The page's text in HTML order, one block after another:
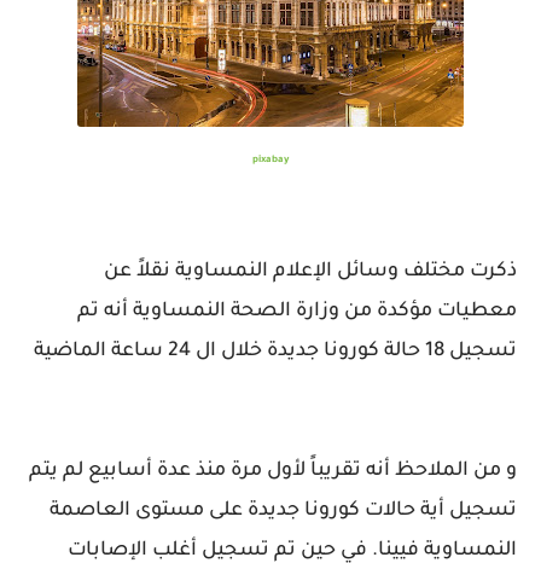
pixabay
ذكرت مختلف وسائل الإعلام النمساوية نقلاً عن
معطيات مؤكدة من وزارة الصحة النمساوية أنه تم
تسجيل 18 حالة كورونا جديدة خلال ال 24 ساعة الماضية
و من الملاحظ أنه تقريباً لأول مرة منذ عدة أسابيع لم يتم
تسجيل أية حالات كورونا جديدة على مستوى العاصمة
النمساوية فيينا. في حين تم تسجيل أغلب الإصابات